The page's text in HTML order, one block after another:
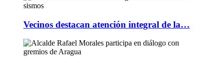
Vecinos destacan atención integral de la…